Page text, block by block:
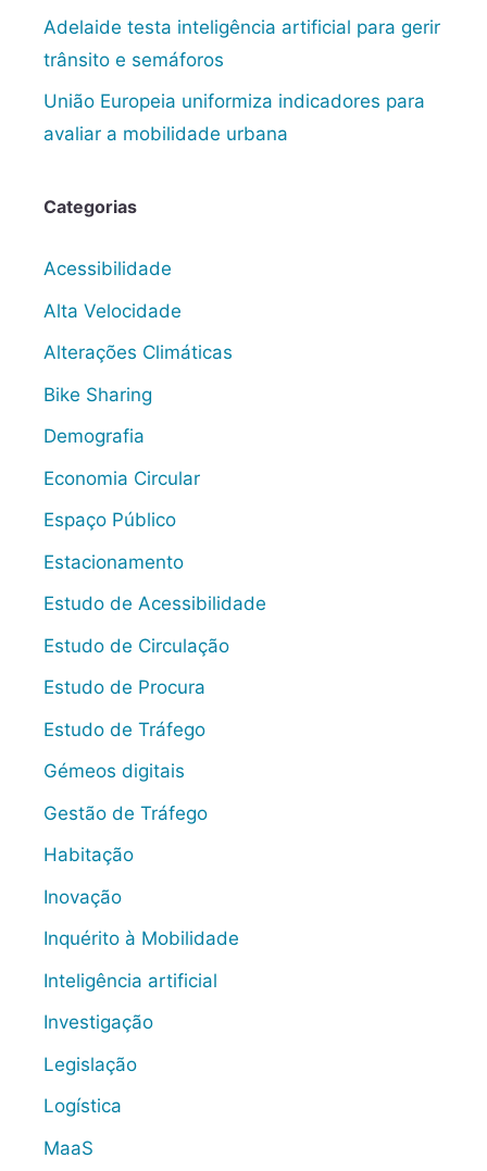
Adelaide testa inteligência artificial para gerir
trânsito e semáforos
União Europeia uniformiza indicadores para
avaliar a mobilidade urbana
Categorias
Acessibilidade
Alta Velocidade
Alterações Climáticas
Bike Sharing
Demografia
Economia Circular
Espaço Público
Estacionamento
Estudo de Acessibilidade
Estudo de Circulação
Estudo de Procura
Estudo de Tráfego
Gémeos digitais
Gestão de Tráfego
Habitação
Inovação
Inquérito à Mobilidade
Inteligência artificial
Investigação
Legislação
Logística
MaaS